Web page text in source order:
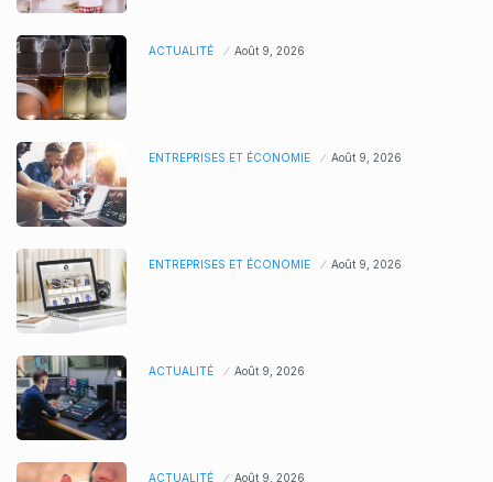
ACTUALITÉ Août 9, 2026
ENTREPRISES ET ÉCONOMIE Août 9, 2026
ENTREPRISES ET ÉCONOMIE Août 9, 2026
ACTUALITÉ Août 9, 2026
ACTUALITÉ Août 9, 2026